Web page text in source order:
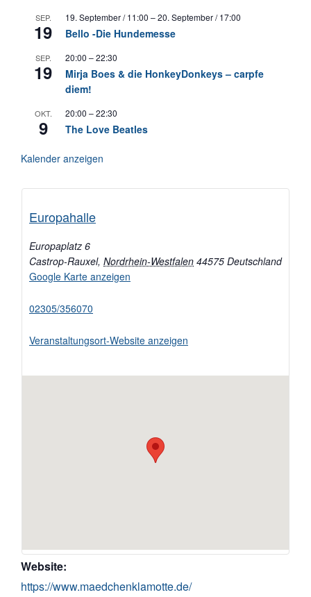
SEP.
19
19. September / 11:00 –20. September / 17:00
Bello -Die Hundemesse
SEP.
19
20:00 –22:30
Mirja Boes & die HonkeyDonkeys – carpfe
diem!
OKT.
9
20:00 –22:30
The Love Beatles
Kalender anzeigen
Europahalle
Europaplatz 6
Castrop-Rauxel, Nordrhein-Westfalen 44575 Deutschland
Google Karte anzeigen
02305/356070
Veranstaltungsort-Website anzeigen
Website:
https://www.maedchenklamotte.de/